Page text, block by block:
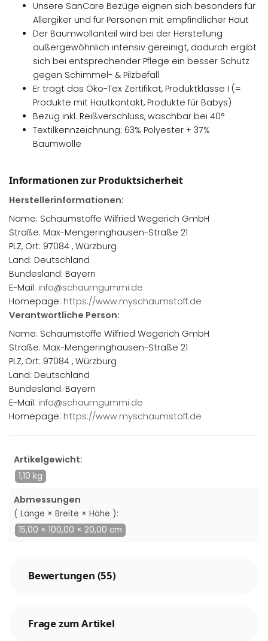
Unsere SanCare Bezüge eignen sich besonders für
Allergiker und für Personen mit empfindlicher Haut
Der Baumwollanteil wird bei der Herstellung
außergewöhnlich intensiv gereinigt, dadurch ergibt
sich bei entsprechender Pflege ein besser Schutz
gegen Schimmel- & Pilzbefall
Er trägt das Öko-Tex Zertifikat, Produktklasse I (=
Produkte mit Hautkontakt, Produkte für Babys)
Bezug inkl. Reißverschluss, waschbar bei 40°
Textilkennzeichnung: 63% Polyester + 37%
Baumwolle
Informationen zur Produktsicherheit
Herstellerinformationen:
Name: Schaumstoffe Wilfried Wegerich GmbH
Straße: Max-Mengeringhausen-Straße 21
PLZ, Ort: 97084 , Würzburg
Land: Deutschland
Bundesland: Bayern
E-Mail: info@schaumgummi.de
Homepage: https://www.myschaumstoff.de
Verantwortliche Person:
Name: Schaumstoffe Wilfried Wegerich GmbH
Straße: Max-Mengeringhausen-Straße 21
PLZ, Ort: 97084 , Würzburg
Land: Deutschland
Bundesland: Bayern
E-Mail: info@schaumgummi.de
Homepage: https://www.myschaumstoff.de
Artikelgewicht:
1,10 kg
Abmessungen
( Länge × Breite × Höhe ):
15,00 × 100,00 × 20,00 cm
Bewertungen (55)
Frage zum Artikel